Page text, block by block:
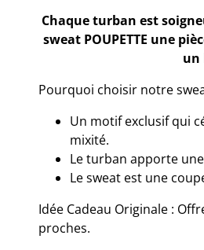
​Chaque turban est
sweat POUPETTE une
un
​Pourquoi choisir notre
Un motif exclusif qui
mixité.
​Le turban apporte
Le sweat est une
​Idée Cadeau Originale :
proches.